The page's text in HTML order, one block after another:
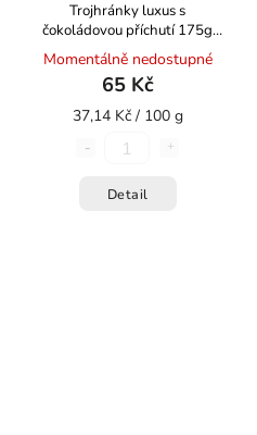
Trojhránky luxus s
čokoládovou příchutí 175g
HOŘICKÉ TRUBIČKY
Momentálně nedostupné
65 Kč
37,14 Kč / 100 g
Detail